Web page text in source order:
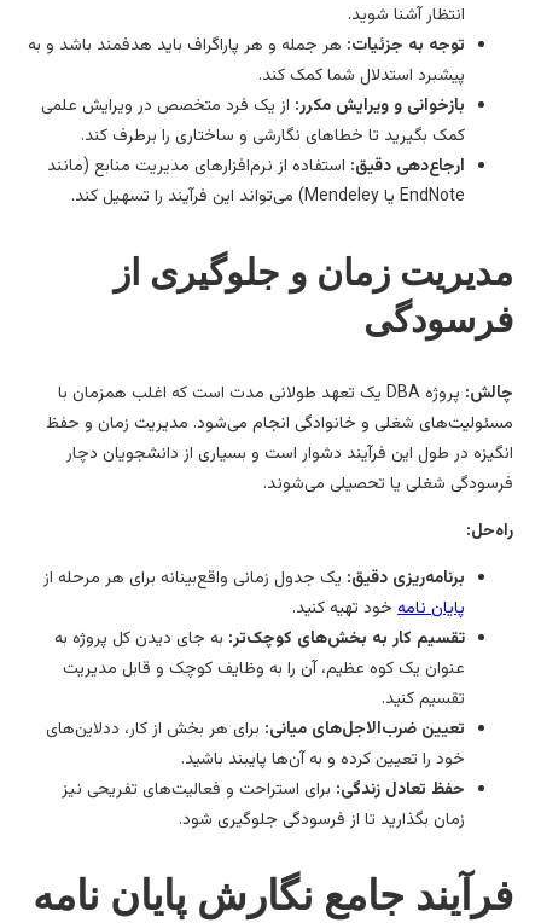
انتظار آشنا شوید.
توجه به جزئیات:هر جمله و هر پاراگراف باید هدفمند باشد و به
پیشبرد استدلال شما کمک کند.
بازخوانی و ویرایش مکرر: از یک فرد متخصص در ویرایش علمی
کمک بگیرید تا خطاهای نگارشی و ساختاری را برطرف کند.
ارجاع‌دهی دقیق:استفاده از نرم‌افزارهای مدیریت منابع (مانند
EndNote یا Mendeley) می‌تواند این فرآیند را تسهیل کند.
زمان و جلوگیری از
پروژه DBA یک تعهد طولانی مدت است که اغلب همزمان با
شغلی و خانوادگی انجام می‌شود. مدیریت زمان و حفظ
در طول این فرآیند دشوار است و بسیاری از دانشجویان دچار
شغلی یا تحصیلی می‌شوند.
برنامه‌ریزی دقیق:یک جدول زمانی واقع‌بینانه برای هر مرحله از
پایان نامهخود تهیه کنید.
تقسیم کار به بخش‌های کوچک‌تر:به جای دیدن کل پروژه به
عنوان یک کوه عظیم، آن را به وظایف کوچک و قابل مدیریت
تقسیم کنید.
تعیین ضرب‌الاجل‌های میانی:برای هر بخش از کار، ددلاین‌های
خود را تعیین کرده و به آن‌ها پایبند باشید.
حفظ تعادل زندگی:برای استراحت و فعالیت‌های تفریحی نیز
زمان بگذارید تا از فرسودگی جلوگیری شود.
جامع نگارش پایان نامه